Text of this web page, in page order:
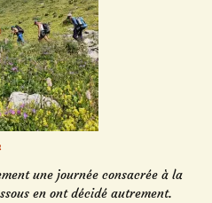
une journée consacrée à la
en ont décidé autrement.